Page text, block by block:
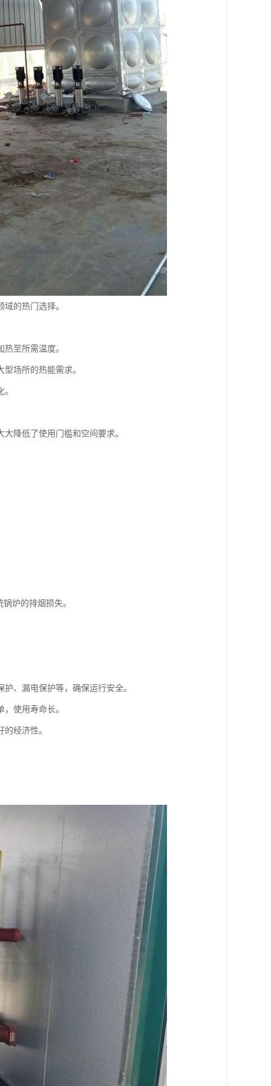
的热门选择。
至所需温度。
场所的热能需求。
降低了使用门槛和空间要求。
炉的排烟损失。
、漏电保护等，确保运行安全。
使用寿命长。
经济性。